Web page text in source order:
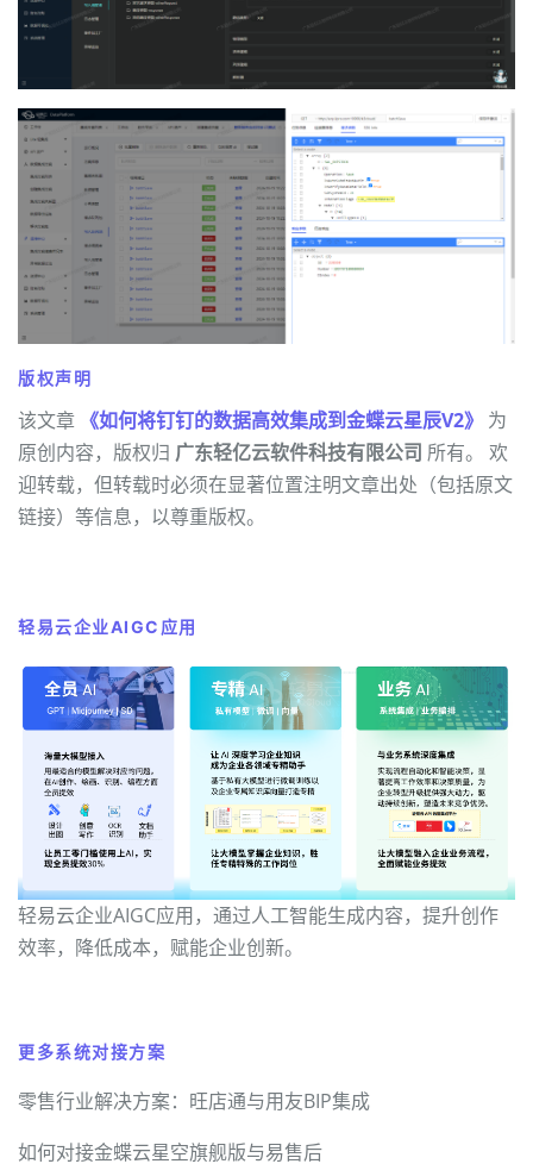
版权声明
该文章 《如何将钉钉的数据高效集成到金蝶云星辰V2》 为
原创内容，版权归 广东轻亿云软件科技有限公司 所有。 欢
迎转载，但转载时必须在显著位置注明文章出处（包括原文
链接）等信息，以尊重版权。
轻易云企业AIGC应用
轻易云企业AIGC应用，通过人工智能生成内容，提升创作
效率，降低成本，赋能企业创新。
更多系统对接方案
零售行业解决方案：旺店通与用友BIP集成
如何对接金蝶云星空旗舰版与易售后